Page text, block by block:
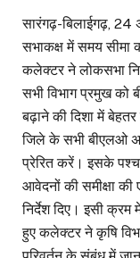
सारंगढ़-बिलाईगढ़,
सभाकक्ष में समय सीमा
कलेक्टर ने लोकसभा
सभी विभाग प्रमुख को
बढ़ाने की दिशा में
जिले के सभी बीएलओ
प्रेरित करें। इसके
आवेदनों की समीक्षा
निर्देश दिए। इसी
हुए कलेक्टर ने कृषि